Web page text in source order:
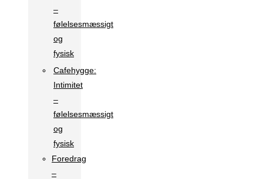
–
følelsesmæssigt
og
fysisk
Cafehygge:
Intimitet
–
følelsesmæssigt
og
fysisk
Foredrag
–